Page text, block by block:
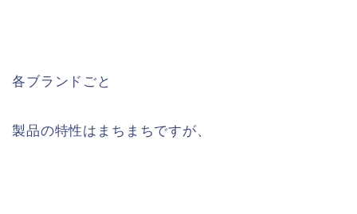
各ブランドごと
製品の特性はまちまちですが、